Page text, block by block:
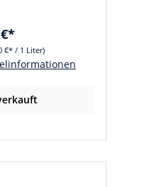
€* / 1 Liter)